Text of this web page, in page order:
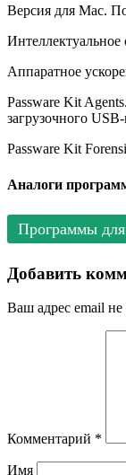
Версия для Mac.
Аппаратное
Passware Kit
загрузочного
Passware Kit
Аналоги
Программы
Добавить
Ваш адрес email не
Комментарий *
Имя